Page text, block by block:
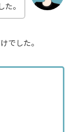
。
でした。